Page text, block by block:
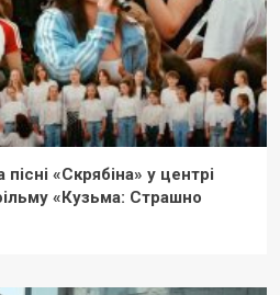
«Скрябіна» у центрі
«Кузьма: Страшно